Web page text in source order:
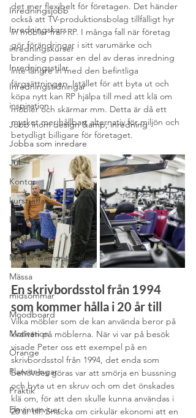
Inredningsjobb
Inredningskurs
inredningskurser
Inredningsstilar
Inredningstidningar
inspiration
Jobb inom design &amp; inredning
Jobba som inredare
Jul
Kontor
kursträffar
Linnetyg
Ljussättning
Mattor &amp; textilier
Mässa
midsommar
Moodboard
Motivation
Orange
Planritningar
Praktik
Elevintervjuer
det mer flexibelt för företagen. Det händer
också att TV-produktionsbolag tillfälligt hyr
in möbler från RP. I många fall när företag
gör förändringar i sitt varumärke och
branding passar en del av deras inredning
inte längre in med den befintliga
färgsättningen. Istället för att byta ut och
köpa nytt kan RP hjälpa till med att klä om
möbler och skärmar mm. Detta är då ett
mycket mer hållbart alternativ för miljön och
betydligt billigare för företaget.
En skrivbordsstol från 1994
som kommer hålla i 20 år till
Vilka möbler som de kan använda beror på
kvalitén på möblerna. När vi var på besök
visade Peter oss ett exempel på en
skrivbordsstol från 1994, det enda som
behövdes göras var att smörja en bussning
och byta ut en skruv och om det önskades
klä om, för att den skulle kunna användas i
20 år till! Snacka om cirkulär ekonomi att en